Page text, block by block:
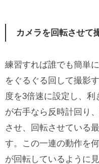
カメラを回転させて
練習すれば誰でも簡単
をぐるぐる回して撮影
度を3倍速に設定し、
が右手なら反時計回り
させ、回転させている
す。この一連の動作を
が回転しているように